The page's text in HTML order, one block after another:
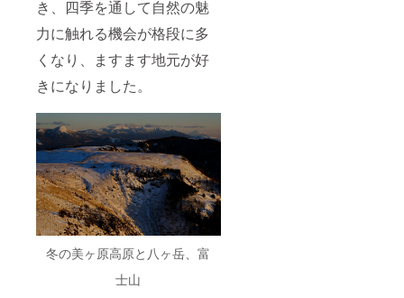
き、四季を通して自然の魅
力に触れる機会が格段に多
くなり、ますます地元が好
きになりました。
冬の美ヶ原高原と八ヶ岳、富
士山